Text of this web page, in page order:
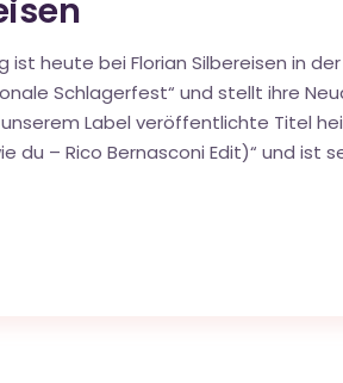
ist heute bei Florian Silbereisen in
Schlagerfest“ und stellt ihre
unserem Label veröffentlichte Titel
du – Rico Bernasconi Edit)“ und ist